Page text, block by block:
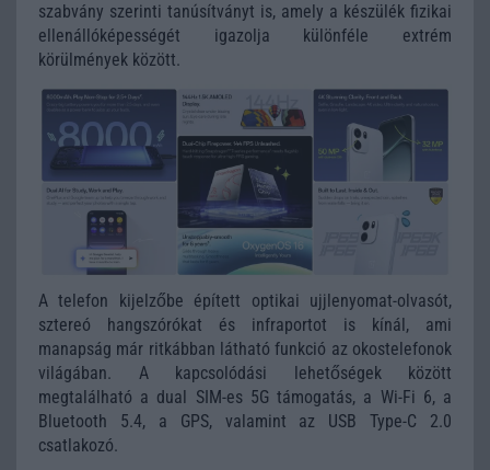
szabvány szerinti tanúsítványt is, amely a készülék fizikai
ellenállóképességét igazolja különféle extrém
körülmények között.
A telefon kijelzőbe épített optikai ujjlenyomat-olvasót,
sztereó hangszórókat és infraportot is kínál, ami
manapság már ritkábban látható funkció az okostelefonok
világában. A kapcsolódási lehetőségek között
megtalálható a dual SIM-es 5G támogatás, a Wi-Fi 6, a
Bluetooth 5.4, a GPS, valamint az USB Type-C 2.0
csatlakozó.